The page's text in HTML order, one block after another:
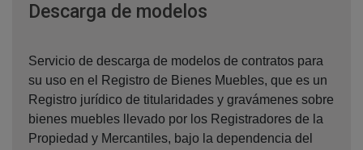
Descarga de modelos
Servicio de descarga de modelos de contratos para
su uso en el Registro de Bienes Muebles, que es un
Registro jurídico de titularidades y gravámenes sobre
bienes muebles llevado por los Registradores de la
Propiedad y Mercantiles, bajo la dependencia del